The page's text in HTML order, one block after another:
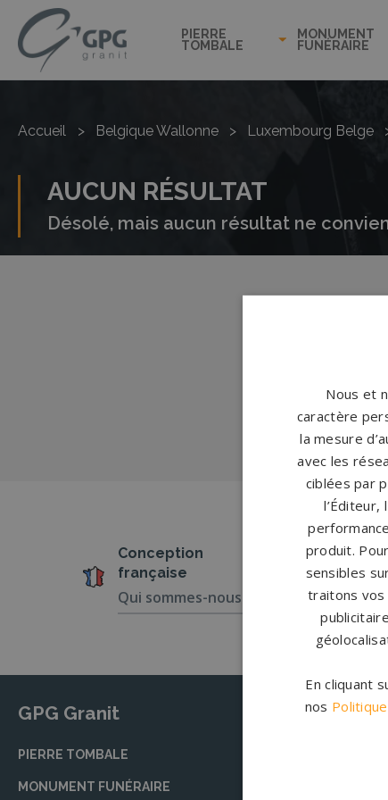
PIERRE
TOMBALE
MONUMENT
FUNÉRAIRE
Accueil > Belgique Wallonne > Luxembourg Belge
AUCUN RÉSULTAT
Désolé, mais aucun résultat ne
Conception
française
Qui sommes-nous ?
GPG Granit
PIERRE TOMBALE
MONUMENT FUNÉRAIRE
Pierre
Nous et
caractère
la mesure
avec les
ciblées par
produit.
sensibles
traitons vos
En cliquant
nos